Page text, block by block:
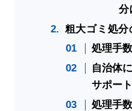
分
粗大ゴミ処分
処理手
自治体
サポート
処理手